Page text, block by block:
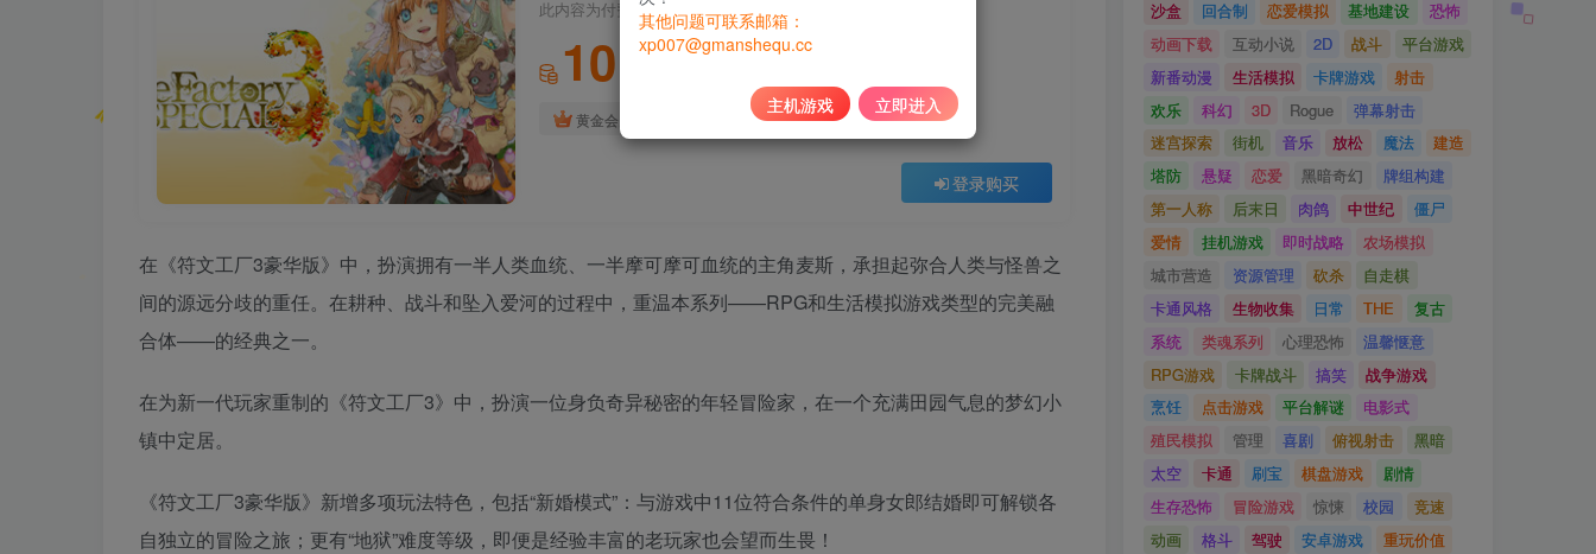
此内容为付费资源，请付费后查看
10
黄金会员
登录购买
在《符文工厂3豪华版》中，扮演拥有一半人类血统、一半摩可摩可血统的主角麦斯，承担起弥合人类与怪兽之
间的源远分歧的重任。在耕种、战斗和坠入爱河的过程中，重温本系列——RPG和生活模拟游戏类型的完美融
合体——的经典之一。
在为新一代玩家重制的《符文工厂3》中，扮演一位身负奇异秘密的年轻冒险家，在一个充满田园气息的梦幻小
镇中定居。
《符文工厂3豪华版》新增多项玩法特色，包括“新婚模式”：与游戏中11位符合条件的单身女郎结婚即可解锁各
自独立的冒险之旅；更有“地狱”难度等级，即便是经验丰富的老玩家也会望而生畏！
沙盒
回合制 恋爱模拟 基地建设
恐怖
动画下载
互动小说 2D 战斗
平台游戏
新番动漫
生活模拟 卡牌游戏
射击
欢乐
科幻 3D Rogue
弹幕射击
迷宫探索
街机 音乐 放松 魔法
建造
塔防
悬疑 恋爱 黑暗奇幻
牌组构建
第一人称
后末日 肉鸽 中世纪
僵尸
爱情
挂机游戏 即时战略
农场模拟
城市营造
资源管理 砍杀
自走棋
卡通风格
生物收集 日常 THE
复古
系统
类魂系列 心理恐怖
温馨惬意
RPG游戏
卡牌战斗 搞笑
战争游戏
烹饪
点击游戏 平台解谜
电影式
殖民模拟
管理 喜剧 俯视射击
黑暗
太空
卡通 刷宝 棋盘游戏
剧情
生存恐怖
冒险游戏 惊悚 校园
竞速
动画
格斗 驾驶 安卓游戏 重玩价值
其他问题可联系邮箱：
xp007@gmanshequ.cc
主机游戏 立即进入